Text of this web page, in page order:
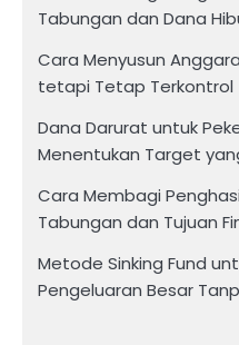
Tabungan dan Dana
Cara Menyusun
tetapi Tetap Terkontrol
Dana Darurat untuk
Menentukan Target
Cara Membagi
Tabungan dan Tujuan
Metode Sinking Fund
Pengeluaran Besar